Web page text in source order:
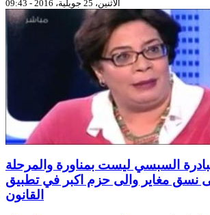
الاثنين، 25 جويلية، 2016 - 09:43
السبسي ليست بمناورة والمرحلة
نسق مغاير والى حزم اكبر في تطبيق
القانون